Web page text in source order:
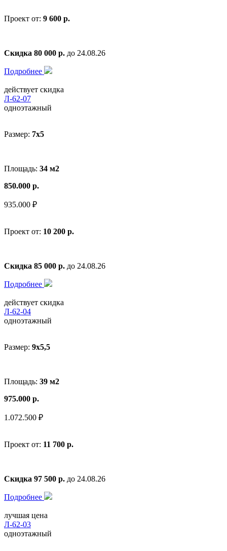
Проект от: 9 600 р.
Скидка 80 000 р. до 24.08.26
Подробнее
действует скидка
Л-62-07
одноэтажный
Размер: 7x5
Площадь: 34 м2
850.000 р.
935.000 ₽
Проект от: 10 200 р.
Скидка 85 000 р. до 24.08.26
Подробнее
действует скидка
Л-62-04
одноэтажный
Размер: 9x5,5
Площадь: 39 м2
975.000 р.
1.072.500 ₽
Проект от: 11 700 р.
Скидка 97 500 р. до 24.08.26
Подробнее
лучшая цена
Л-62-03
одноэтажный